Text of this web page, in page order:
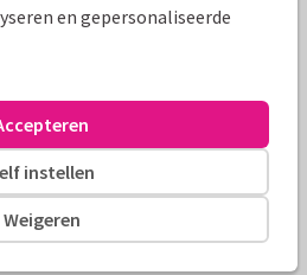
en gepersonaliseerde
Weigeren
instellen